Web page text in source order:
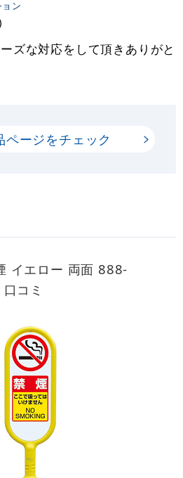
ン
ズな対応をして頂きありがと
ページをチェック
イエロー 両面 888-
コミ